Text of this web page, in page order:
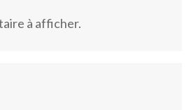
à afficher.